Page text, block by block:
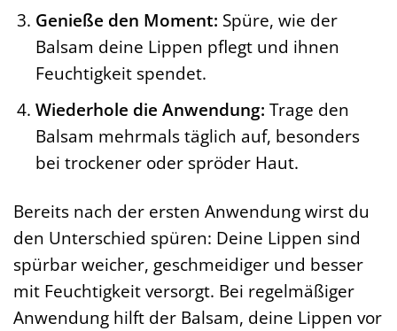
Genieße den Moment: Spüre, wie der
Balsam deine Lippen pflegt und ihnen
Feuchtigkeit spendet.
Wiederhole die Anwendung: Trage den
Balsam mehrmals täglich auf, besonders
bei trockener oder spröder Haut.
Bereits nach der ersten Anwendung wirst du
den Unterschied spüren: Deine Lippen sind
spürbar weicher, geschmeidiger und besser
mit Feuchtigkeit versorgt. Bei regelmäßiger
Anwendung hilft der Balsam, deine Lippen vor